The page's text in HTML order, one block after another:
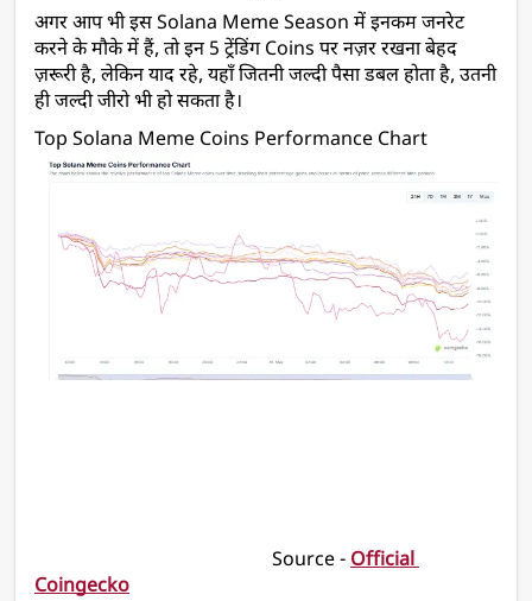
अगर आप भी इस Solana Meme Season में इनकम जनरेट
करने के मौके में हैं, तो इन 5 ट्रेंडिंग Coins पर नज़र रखना बेहद
ज़रूरी है, लेकिन याद रहे, यहाँ जितनी जल्दी पैसा डबल होता है, उतनी
ही जल्दी जीरो भी हो सकता है।
Top Solana Meme Coins Performance Chart
Source - Official
Coingecko